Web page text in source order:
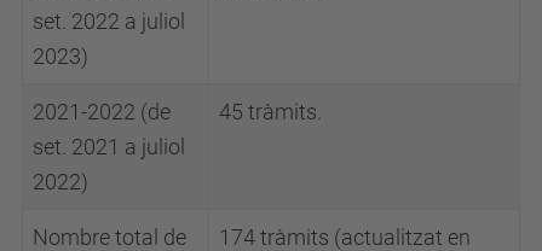
set. 2022 a juliol
2023)
2021-2022 (de
set. 2021 a juliol
2022)
45 tràmits.
Nombre total de
174 tràmits (actualitzat en